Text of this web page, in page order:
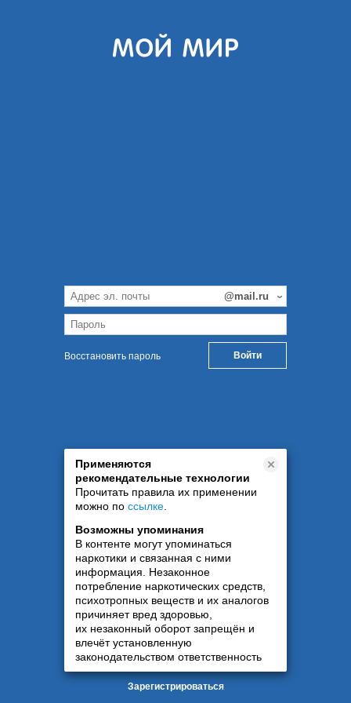
Восстановить пароль
Применяются
рекомендательные технологии
Прочитать правила их применении
можно по ссылке
Возможны упоминания
В контенте могут упоминаться
наркотики и связанная с ними
информация. Незаконное
потребление наркотических средств,
психотропных веществ и их аналогов
причиняет вред здоровью,
их незаконный оборот запрещён и
влечёт установленную
законодательством ответственность
Зарегистрироваться